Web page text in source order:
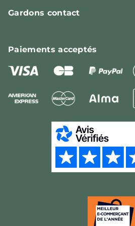
Gardons contact
Paiementsacceptés